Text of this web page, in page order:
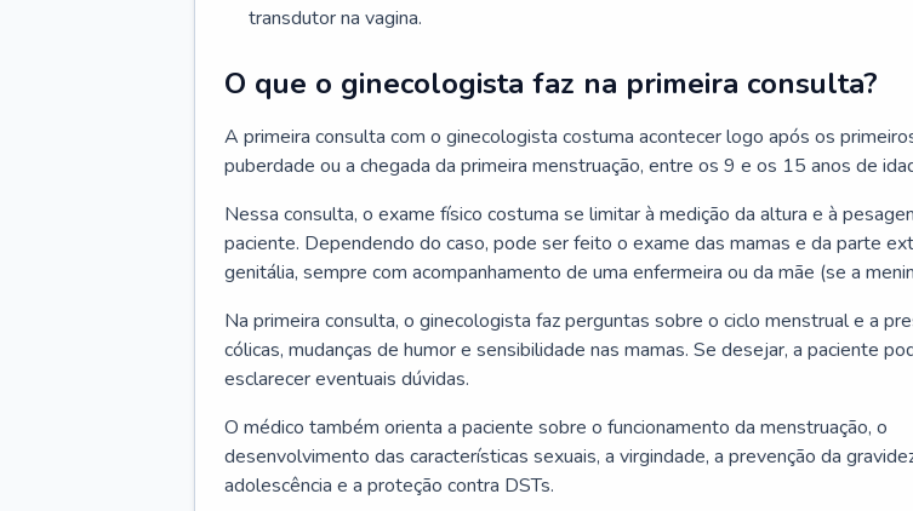
transdutor na vagina.
O que o ginecologista faz na primeira consulta?
A primeira consulta com o ginecologista costuma acontecer logo após os
puberdade ou a chegada da primeira menstruação, entre os 9 e os 15 anos de
Nessa consulta, o exame físico costuma se limitar à medição da altura e à
paciente. Dependendo do caso, pode ser feito o exame das mamas e da parte
genitália, sempre com acompanhamento de uma enfermeira ou da mãe (se a
Na primeira consulta, o ginecologista faz perguntas sobre o ciclo menstrual e a
cólicas, mudanças de humor e sensibilidade nas mamas. Se desejar, a paciente
esclarecer eventuais dúvidas.
O médico também orienta a paciente sobre o funcionamento da menstruação, o
desenvolvimento das características sexuais, a virgindade, a prevenção da
adolescência e a proteção contra DSTs.